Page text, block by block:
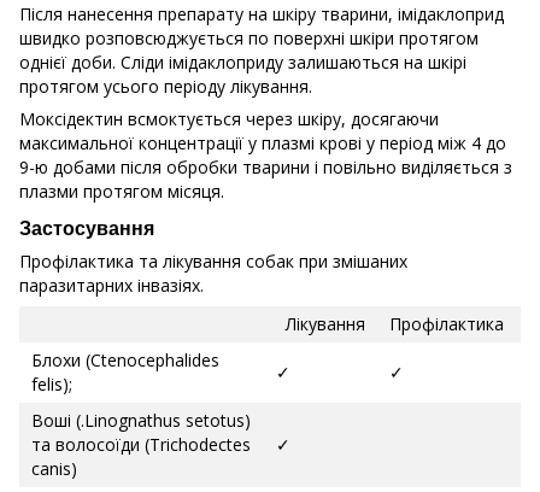
Після нанесення препарату на шкіру тварини, імідаклоприд
швидко розповсюджується по поверхні шкіри протягом
однієї доби. Сліди імідаклоприду залишаються на шкірі
протягом усього періоду лікування.
Моксідектин всмоктується через шкіру, досягаючи
максимальної концентрації у плазмі крові у період між 4 до
9-ю добами після обробки тварини і повільно виділяється з
плазми протягом місяця.
Застосування
Профілактика та лікування собак при змішаних
паразитарних інвазіях.
Лікування
Профілактика
Блохи (Ctenocephalides
felis);
✓ ✓
Воші (.Linognathus setotus)
та волосоїди (Trichodectes
canis)
✓